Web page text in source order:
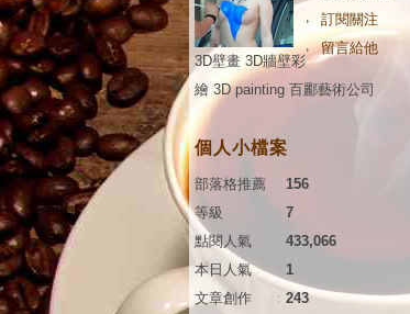
訂閱關注
留言給他
3D壁畫 3D牆壁彩
繪 3D painting 百酈藝術公司
個人小檔案
部落格推薦 ： 156
等級
： 7
點閱人氣
433,066
本日人氣
1
文章創作
： 243